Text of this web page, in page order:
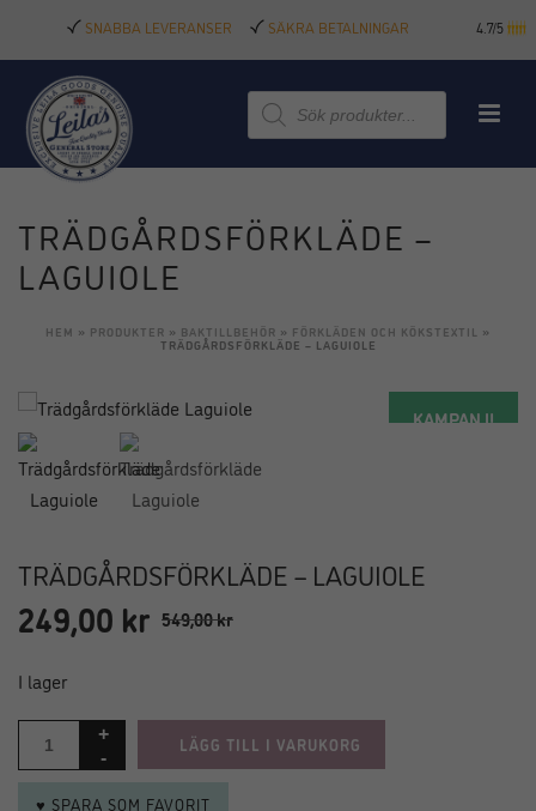
SNABBA LEVERANSER SÄKRA BETALNINGAR 4.7/5
Produktsökning
TRÄDGÅRDSFÖRKLÄDE –
LAGUIOLE
HEM » PRODUKTER » BAKTILLBEHÖR » FÖRKLÄDEN OCH KÖKSTEXTIL
»
TRÄDGÅRDSFÖRKLÄDE – LAGUIOLE
KAMPANJ!
TRÄDGÅRDSFÖRKLÄDE – LAGUIOLE
549,00kr
Det
priset
549,00 kr.
249,00 krDet
249,00 kr.
I lager
LÄGG TILL I VARUKORG
♥ SPARA SOM FAVORIT